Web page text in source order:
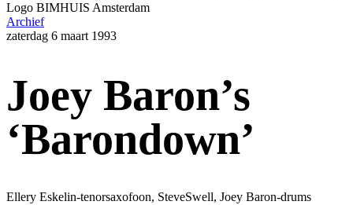
Logo BIMHUIS Amsterdam
Archief
zaterdag 6 maart 1993
Joey Baron’s
‘Barondown’
Ellery Eskelin-tenorsaxofoon, SteveSwell, Joey Baron-drums